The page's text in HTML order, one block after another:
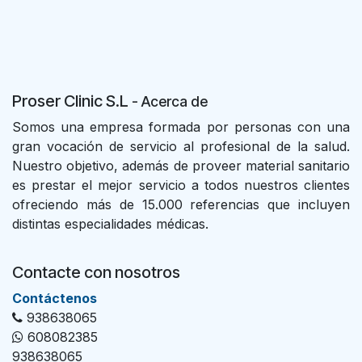
Proser Clinic S.L - Acerca de
Somos una empresa formada por personas con una
gran vocación de servicio al profesional de la salud.
Nuestro objetivo, además de proveer material sanitario
es prestar el mejor servicio a todos nuestros clientes
ofreciendo más de 15.000 referencias que incluyen
distintas especialidades médicas.
Contacte con nosotros
Con​tác​tenos
938638065
608082385
938638065